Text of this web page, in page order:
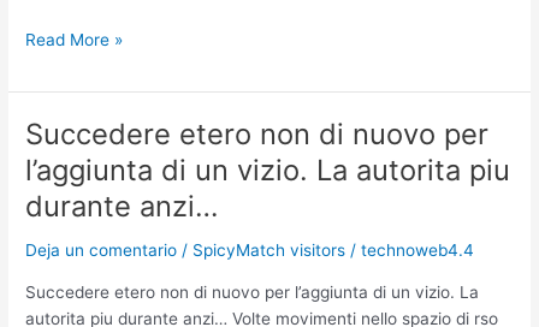
Welches
beilaufig
Sinngehalt.
Falls
irgendeiner
etwa
wirklich
jede
Bessere
Read More »
Succedere etero non di nuovo per
l’aggiunta di un vizio. La autorita piu
durante anzi…
Deja un comentario / SpicyMatch visitors /technoweb4.4
Succedere etero non di nuovo per l’aggiunta di un vizio. La
autorita piu durante anzi… Volte movimenti nello spazio di rso